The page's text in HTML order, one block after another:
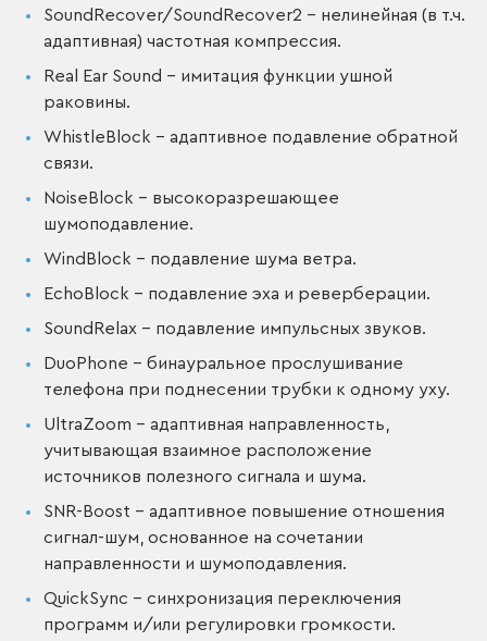
SoundRecover/SoundRecover2 – нелинейная (в т.ч.
адаптивная) частотная компрессия.
Real Ear Sound – имитация функции ушной
раковины.
WhistleBlock – адаптивное подавление обратной
связи.
NoiseBlock – высокоразрешающее
шумоподавление.
WindBlock – подавление шума ветра.
EchoBlock – подавление эха и реверберации.
SoundRelax – подавление импульсных звуков.
DuoPhone – бинауральное прослушивание
телефона при поднесении трубки к одному уху.
UltraZoom – адаптивная направленность,
учитывающая взаимное расположение
источников полезного сигнала и шума.
SNR-Boost – адаптивное повышение отношения
сигнал-шум, основанное на сочетании
направленности и шумоподавления.
QuickSync – синхронизация переключения
программ и/или регулировки громкости.